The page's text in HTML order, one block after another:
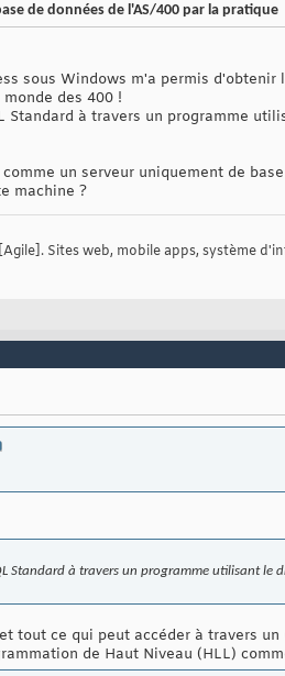
de données de l'AS/400 par la pratique
sous Windows m'a permis
des 400 !
Standard à travers un programme
un serveur uniquement de
machine ?
Sites web, mobile apps, système
Standard à travers un programme utilisant le
tout ce qui peut accéder à travers
de Haut Niveau (HLL)